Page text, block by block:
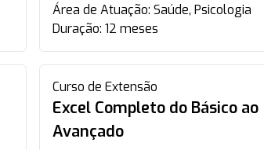
Área de Atuação: Saúde, Psicologia
Duração: 12 meses
Curso de Extensão
Excel Completo do Básico ao
Avançado